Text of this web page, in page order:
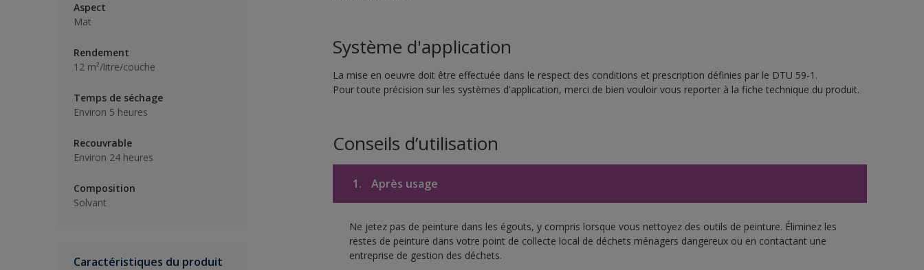
Aspect
Mat
Rendement
12 m²/litre/couche
Temps de séchage
Environ 5 heures
Recouvrable
Environ 24 heures
Composition
Solvant
Caractéristiques du produit
Système d'application
La mise en oeuvre doit être effectuée dans le respect des conditions et prescription définies par le DTU 59-1.
Pour toute précision sur les systèmes d'application, merci de bien vouloir vous reporter à la fiche technique du produit.
Conseils d’utilisation
1. Après usage
Ne jetez pas de peinture dans les égouts, y compris lorsque vous nettoyez des outils de peinture. Éliminez les
restes de peinture dans votre point de collecte local de déchets ménagers dangereux ou en contactant une
entreprise de gestion des déchets.